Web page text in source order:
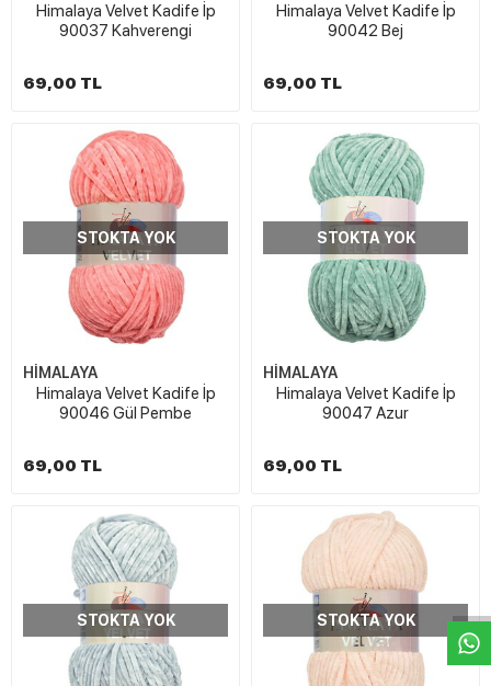
Himalaya Velvet Kadife İp
90037 Kahverengi
69,00 TL
Himalaya Velvet Kadife İp
90042 Bej
69,00 TL
STOKTA YOK
HİMALAYA
Himalaya Velvet Kadife İp
90046 Gül Pembe
69,00 TL
STOKTA YOK
HİMALAYA
Himalaya Velvet Kadife İp
90047 Azur
69,00 TL
STOKTA YOK STOKTA YOK